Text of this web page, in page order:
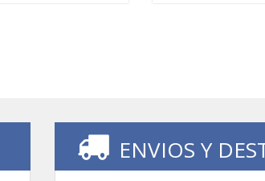
ENVIOS Y